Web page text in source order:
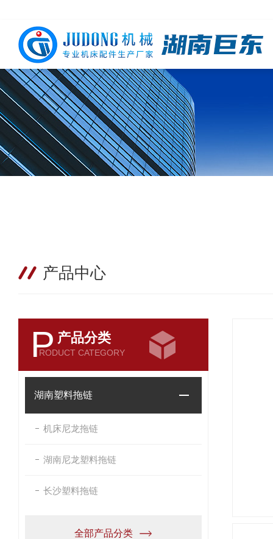
产品中心
P 产品分类
RODUCT CATEGORY
湖南塑料拖链
机床尼龙拖链
湖南尼龙塑料拖链
长沙塑料拖链
全部产品分类